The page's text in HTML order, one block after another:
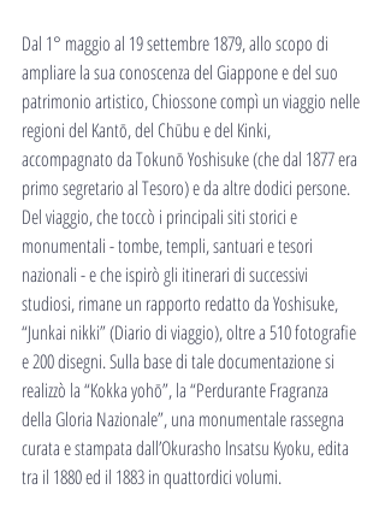
Dal 1° maggio al 19 settembre 1879, allo scopo di
ampliare la sua conoscenza del Giappone e del suo
patrimonio artistico, Chiossone compì un viaggio nelle
regioni del Kantō, del Chūbu e del Kinki,
accompagnato da Tokunō Yoshisuke (che dal 1877 era
primo segretario al Tesoro) e da altre dodici persone.
Del viaggio, che toccò i principali siti storici e
monumentali - tombe, templi, santuari e tesori
nazionali - e che ispirò gli itinerari di successivi
studiosi, rimane un rapporto redatto da Yoshisuke,
“Junkai nikki” (Diario di viaggio), oltre a 510 fotografie
e 200 disegni. Sulla base di tale documentazione si
realizzò la “Kokka yohō”, la “Perdurante Fragranza
della Gloria Nazionale”, una monumentale rassegna
curata e stampata dall’Okurasho lnsatsu Kyoku, edita
tra il 1880 ed il 1883 in quattordici volumi.